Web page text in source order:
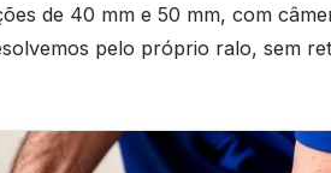
de 40 mm e 50 mm, com
pelo próprio ralo, sem